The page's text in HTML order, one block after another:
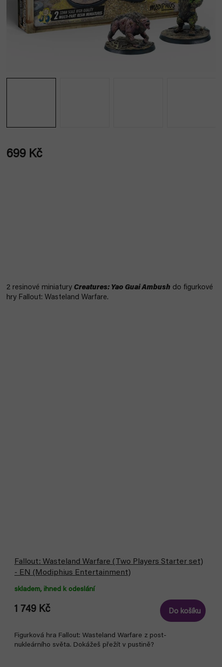
699 Kč
2 resinové miniatury Creatures: Yao Guai Ambush do figurkové
hry Fallout: Wasteland Warfare.
Fallout: Wasteland Warfare (Two Players Starter set)
- EN (Modiphius Entertainment)
skladem, ihned k odeslání
1 749 Kč Do košíku
Figurková hra Fallout: Wasteland Warfare z post-
nukleárního světa. Dokážeš přežít v pustině?